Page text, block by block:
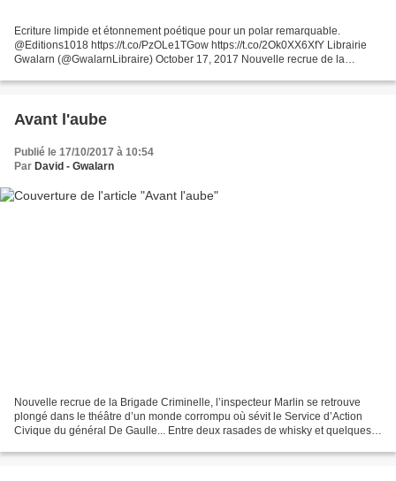
Ecriture limpide et étonnement poétique pour un polar remarquable.
@Editions1018 https://t.co/PzOLe1TGow https://t.co/2Ok0XX6XfY Librairie
Gwalarn (@GwalarnLibraire) October 17, 2017 Nouvelle recrue de la
Avant l'aube
Publié le 17/10/2017 à 10:54
Par David - Gwalarn
Nouvelle recrue de la Brigade Criminelle, l’inspecteur Marlin se retrouve
plongé dans le théâtre d’un monde corrompu où sévit le Service d’Action
Civique du général De Gaulle... Entre deux rasades de whisky et quelques